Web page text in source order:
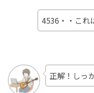
4536・・これ
正解！しっ